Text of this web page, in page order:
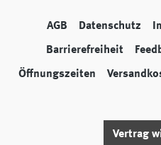
AGB Datenschutz
Barrierefreiheit
Öffnungszeiten
Vertrag